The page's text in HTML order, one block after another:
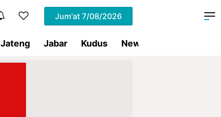
Jum'at 7/08/2026
Jateng Jabar Kudus News